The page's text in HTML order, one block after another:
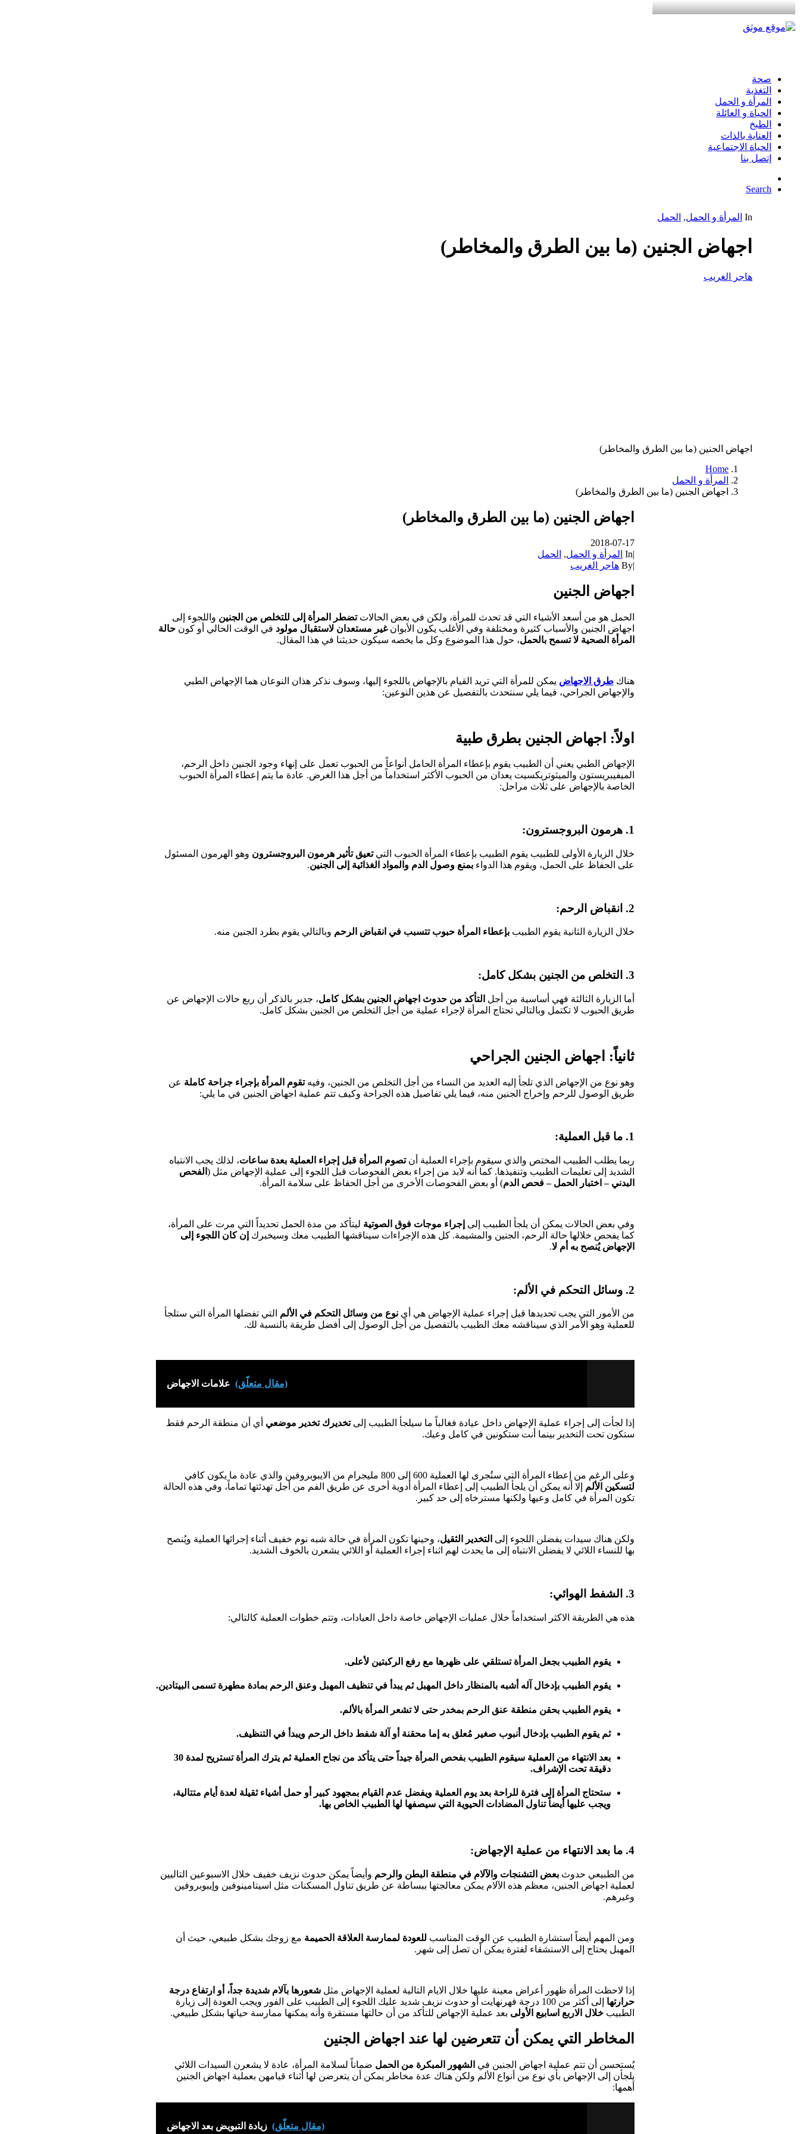
صحة
التغذية
المرأة و الحمل
الحياة و العائلة
الطبخ
العناية بالذات
الحياة الاجتماعية
إتصل بنا
Search
In المرأة و الحمل, الحمل
اجهاض الجنين (ما بين الطرق والمخاطر)
هاجر الغريب
اجهاض الجنين (ما بين الطرق والمخاطر)
Home
المرأة و الحمل
اجهاض الجنين (ما بين الطرق والمخاطر)
اجهاض الجنين (ما بين الطرق والمخاطر)
2018-07-17
|
In المرأة و الحمل, الحمل
|
By هاجر الغريب
اجهاض الجنين
الحمل هو من أسعد الأشياء التي قد تحدث للمرأة، ولكن في بعض الحالاتتضطر المرأة إلى للتخلص من الجنين واللجوء إلى
اجهاض الجنين والأسباب كثيرة ومختلفة وفي الأغلب يكون الأبوانغير مستعدان لاستقبال مولود في الوقت الحالي أو كون حالة
المرأة الصحية لا تسمح بالحمل، حول هذا الموضوع وكل ما يخصه سيكون حديثنا في هذا المقال.
هناك طرق الاجهاض يمكن للمرأة التي تريد القيام بالإجهاض باللجوء إليها، وسوف نذكر هذان النوعان هما الإجهاض الطبي
والإجهاض الجراحي، فيما يلي سنتحدث بالتفصيل عن هذين النوعين:
اولاً: اجهاض الجنين بطرق طبية
الإجهاض الطبي يعني أن الطبيب يقوم بإعطاء المرأة الحامل أنواعاً من الحبوب تعمل على إنهاء وجود الجنين داخل الرحم،
الميفيبريستون والميثوتريكسيت يعدان من الحبوب الأكثر استخداماً من أجل هذا الغرض. عادة ما يتم إعطاء المرأة الحبوب
الخاصة بالإجهاض على ثلاث مراحل:
1. هرمون البروجسترون:
خلال الزيارة الأولى للطبيب يقوم الطبيب بإعطاء المرأة الحبوب التيتعيق تأثير هرمون البروجسترون وهو الهرمون المسئول
على الحفاظ على الحمل، ويقوم هذا الدواء بمنع وصول الدم والمواد الغذائية إلى الجنين.
2. انقباض الرحم:
خلال الزيارة الثانية يقوم الطبيب بإعطاء المرأة حبوب تتسبب في انقباض الرحم وبالتالي يقوم بطرد الجنين منه.
3. التخلص من الجنين بشكل كامل:
أما الزيارة الثالثة فهي أساسية من أجل التأكد من حدوث اجهاض الجنين بشكل كامل، جدير بالذكر أن ربع حالات الإجهاض عن
طريق الحبوب لا تكتمل وبالتالي تحتاج المرأة لإجراء عملية من أجل التخلص من الجنين بشكل كامل.
ثانياً: اجهاض الجنين الجراحي
وهو نوع من الإجهاض الذي تلجأ إليه العديد من النساء من أجل التخلص من الجنين، وفيهتقوم المرأة بإجراء جراحة كاملة عن
طريق الوصول للرحم وإخراج الجنين منه، فيما يلي تفاصيل هذه الجراحة وكيف تتم عملية اجهاض الجنين في ما يلي:
1. ما قبل العملية:
ربما يطلب الطبيب المختص والذي سيقوم بإجراء العملية أنتصوم المرأة قبل إجراء العملية بعدة ساعات، لذلك يجب الانتباه
الشديد إلى تعليمات الطبيب وتنفيذها. كما أنه لابد من إجراء بعض الفحوصات قبل اللجوء إلى عملية الإجهاض مثل ( الفحص
البدني – اختبار الحمل – فحص الدم) أو بعض الفحوصات الأخرى من أجل الحفاظ على سلامة المرأة.
وفي بعض الحالات يمكن أن يلجأ الطبيب إلى إجراء موجات فوق الصوتية ليتأكد من مدة الحمل تحديداً التي مرت على المرأة،
كما يفحص خلالها حالة الرحم، الجنين والمشيمة. كل هذه الإجراءات سيناقشها الطبيب معك وسيخبرك إن كان اللجوء إلى
الإجهاض يُنصح به أم لا.
2. وسائل التحكم في الألم:
من الأمور التي يجب تحديدها قبل إجراء عملية الإجهاض هي أي نوع من وسائل التحكم في الألم التي تفضلها المرأة التي ستلجأ
للعملية وهو الأمر الذي سيناقشه معك الطبيب بالتفصيل من أجل الوصول إلى أفضل طريقة بالنسبة لك.
(مقال متعلّق) علامات الاجهاض
إذا لجأت إلى إجراء عملية الإجهاض داخل عيادة فغالباً ما سيلجأ الطبيب إلىتخديرك تخدير موضعي أي أن منطقة الرحم فقط
ستكون تحت التخدير بينما أنت ستكونين في كامل وعيك.
وعلى الرغم من إعطاء المرأة التي ستُجرى لها العملية 600 إلى 800 مليجرام من الايبوبروفين والذي عادة ما يكون كافي
لتسكين الألم إلا أنه يمكن أن يلجأ الطبيب إلى إعطاء المرأة أدوية أخرى عن طريق الفم من أجل تهدئتها تماماً، وفي هذه الحالة
تكون المرأة في كامل وعيها ولكنها مسترخاه إلى حد كبير.
ولكن هناك سيدات يفضلن اللجوء إلى التخدير الثقيل، وحينها تكون المرأة في حالة شبه نوم خفيف أثناء إجرائها العملية ويُنصح
بها للنساء اللائي لا يفضلن الانتباه إلى ما يحدث لهم اثناء إجراء العملية أو اللائي يشعرن بالخوف الشديد.
3. الشفط الهوائي:
هذه هي الطريقة الاكثر استخداماً خلال عمليات الإجهاض خاصة داخل العيادات، وتتم خطوات العملية كالتالي:
يقوم الطبيب بجعل المرأة تستلقي على ظهرها مع رفع الركبتين لأعلى.
يقوم الطبيب بإدخال آله أشبه بالمنظار داخل المهبل ثم يبدأ في تنظيف المهبل وعنق الرحم بمادة مطهرة تسمى البيتادين.
يقوم الطبيب بحقن منطقة عنق الرحم بمخدر حتى لا تشعر المرأة بالألم.
ثم يقوم الطبيب بإدخال أنبوب صغير مُعلق به إما محقنة أو آلة شفط داخل الرحم ويبدأ في التنظيف.
بعد الانتهاء من العملية سيقوم الطبيب بفحص المرأة جيداً حتى يتأكد من نجاح العملية ثم يترك المرأة تستريح لمدة 30
دقيقة تحت الإشراف.
ستحتاج المرأة إلى فترة للراحة بعد يوم العملية ويفضل عدم القيام بمجهود كبير أو حمل أشياء ثقيلة لعدة أيام متتالية،
ويجب عليها أيضاً تناول المضادات الحيوية التي سيصفها لها الطبيب الخاص بها.
4. ما بعد الانتهاء من عملية الإجهاض:
من الطبيعي حدوث بعض التشنجات والآلام في منطقة البطن والرحم وأيضاً يمكن حدوث نزيف خفيف خلال الاسبوعين التاليين
لعملية اجهاض الجنين، معظم هذه الآلام يمكن معالجتها ببساطة عن طريق تناول المسكنات مثل اسيتامينوفين وإيبوبروفين
وغيرهم.
ومن المهم أيضاً استشارة الطبيب عن الوقت المناسب للعودة لممارسة العلاقة الحميمة مع زوجك بشكل طبيعي، حيث أن
المهبل يحتاج إلى الاستشفاء لفترة يمكن أن تصل إلى شهر.
إذا لاحظت المرأة ظهور أعراض معينة عليها خلال الايام التالية لعملية الإجهاض مثل شعورها بآلام شديدة جداً، أو ارتفاع درجة
حرارتها
إلى أكثر من 100 درجة فهرنهايت أو حدوث نزيف شديد عليك اللجوء إلى الطبيب على الفور ويجب العودة إلى زيارة
الطبيب خلال الاربع اسابيع الأولى بعد عملية الإجهاض للتأكد من أن حالتها مستقرة وأنه يمكنها ممارسة حياتها بشكل طبيعي.
المخاطر التي يمكن أن تتعرضين لها عند اجهاض الجنين
يُستحسن أن تتم عملية اجهاض الجنين في الشهور المبكرة من الحمل ضماناً لسلامة المرأة، عادة لا يشعرن السيدات اللائي
يلجأن إلى الإجهاض بأي نوع من أنواع الألم ولكن هناك عدة مخاطر يمكن أن يتعرضن لها أثناء قيامهن بعملية اجهاض الجنين
أهمها:
(مقال متعلّق) زيادة التبويض بعد الاجهاض